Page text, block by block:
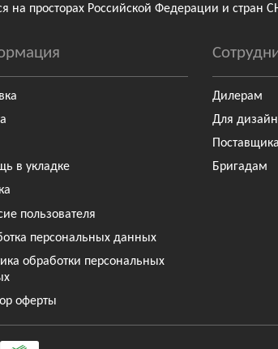
на просторах Российской Федерации и стран
в укладке
пользователя
персональных данных
обработки персональных
оферты
Дилерам
Для
Бригадам